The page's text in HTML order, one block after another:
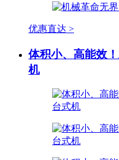
优惠直达 >
体积小、高能效
机